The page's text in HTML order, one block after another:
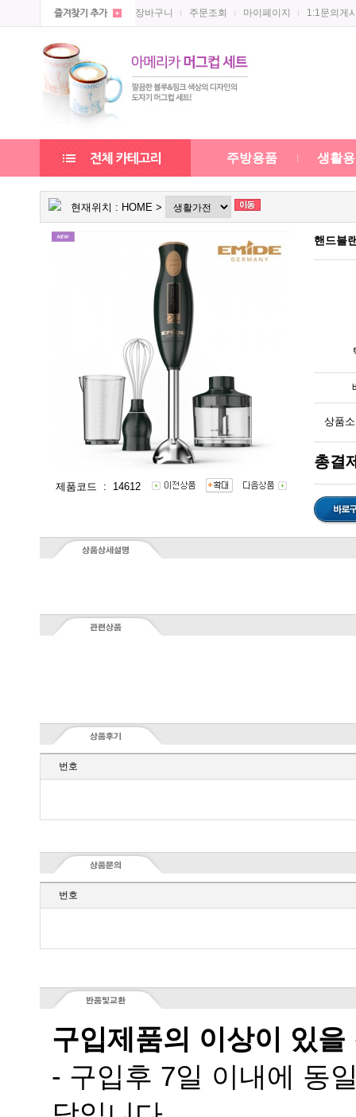
장바구니 주문조회 마이페이지 1:1문의게
주방용품 생활
현재위치 : HOME >
제품코드 : 14612
핸드블
상품
총결
번호
번호
구입제품의 이상이 있을